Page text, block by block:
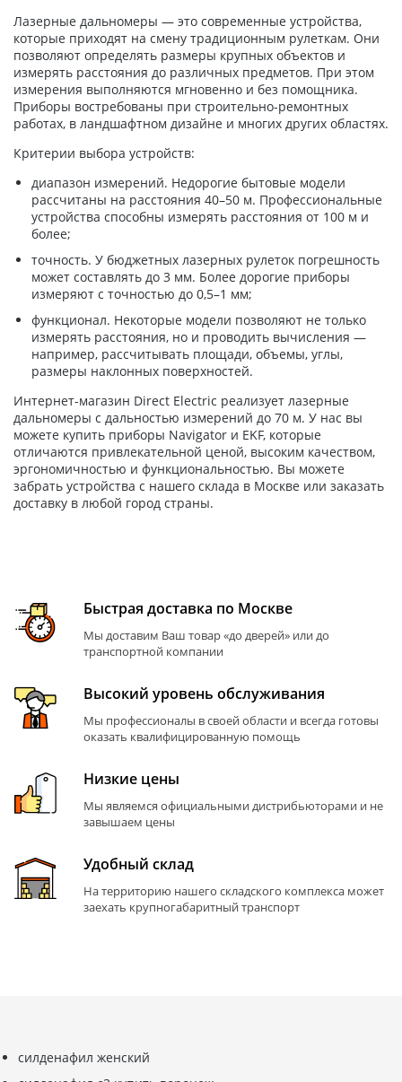
Лазерные дальномеры — это современные устройства,
которые приходят на смену традиционным рулеткам. Они
позволяют определять размеры крупных объектов и
измерять расстояния до различных предметов. При этом
измерения выполняются мгновенно и без помощника.
Приборы востребованы при строительно-ремонтных
работах, в ландшафтном дизайне и многих других областях.
Критерии выбора устройств:
диапазон измерений. Недорогие бытовые модели
рассчитаны на расстояния 40–50 м. Профессиональные
устройства способны измерять расстояния от 100 м и
более;
точность. У бюджетных лазерных рулеток погрешность
может составлять до 3 мм. Более дорогие приборы
измеряют с точностью до 0,5–1 мм;
функционал. Некоторые модели позволяют не только
измерять расстояния, но и проводить вычисления —
например, рассчитывать площади, объемы, углы,
размеры наклонных поверхностей.
Интернет-магазин Direct Electric реализует лазерные
дальномеры с дальностью измерений до 70 м. У нас вы
можете купить приборы Navigator и EKF, которые
отличаются привлекательной ценой, высоким качеством,
эргономичностью и функциональностью. Вы можете
забрать устройства с нашего склада в Москве или заказать
доставку в любой город страны.
Быстрая доставка по Москве
Мы доставим Ваш товар «до дверей» или до
транспортной компании
Высокий уровень обслуживания
Мы профессионалы в своей области и всегда готовы
оказать квалифицированную помощь
Низкие цены
Мы являемся официальными дистрибьюторами и не
завышаем цены
Удобный склад
На территорию нашего складского комплекса может
заехать крупногабаритный транспорт
силденафил женский